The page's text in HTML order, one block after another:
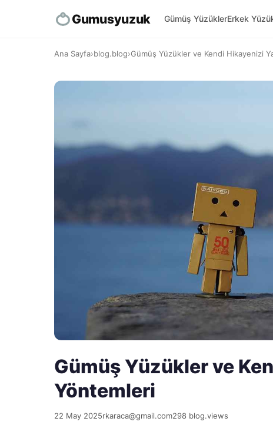
Gumusyuzuk Gümüş YüzüklerErkek
Ana Sayfa›blog.blog›Gümüş Yüzükler ve Kendi Hikayenizi
Gümüş Yüzükler ve
Yöntemleri
22 May 2025rkaraca@gmail.com298 blog.views